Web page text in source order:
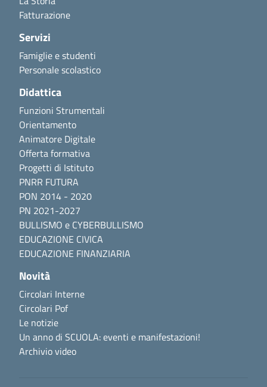
Fatturazione
Servizi
Famiglie e studenti
Personale scolastico
Didattica
Funzioni Strumentali
Orientamento
Animatore Digitale
Offerta formativa
Progetti di Istituto
PNRR FUTURA
PON 2014 - 2020
PN 2021-2027
BULLISMO e CYBERBULLISMO
EDUCAZIONE CIVICA
EDUCAZIONE FINANZIARIA
Novità
Circolari Interne
Circolari Pof
Le notizie
Un anno di SCUOLA: eventi e manifestazioni!
Archivio video